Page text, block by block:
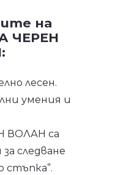
на
ЧЕРЕН
лесен.
умения и
ВОЛАН са
следване
стъпка”.